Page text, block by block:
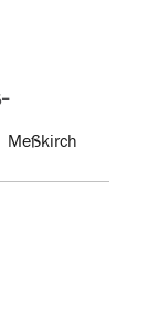
Meßkirch